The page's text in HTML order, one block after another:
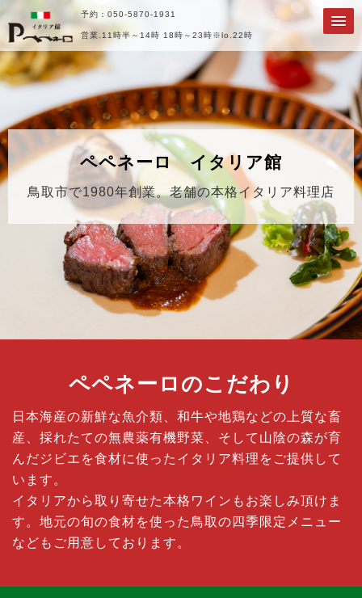
ペペネーロ イタリア館
鳥取市で1980年創業。老舗の本格イタリア料理店
予約：050-5870-1931
営業.11時半～14時 18時～23時※lo.22時
ペペネーロのこだわり
日本海産の新鮮な魚介類、和牛や地鶏などの上質な畜
産、採れたての無農薬有機野菜、 そして山陰の森が育
んだジビエを食材に使ったイタリア料理をご提供して
います。
イタリアから取り寄せた本格ワインもお楽しみ頂けま
す。地元の旬の食材を使った鳥取の四季限定メニュー
などもご用意しております。